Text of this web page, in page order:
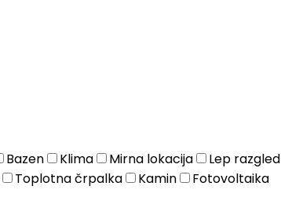
Bazen Klima Mirna lokacija Lep razgled
Toplotna črpalka Kamin Fotovoltaika